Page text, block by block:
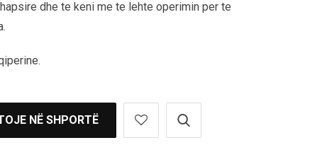
dhe te keni me te lehte operimin per te
NË SHPORTË